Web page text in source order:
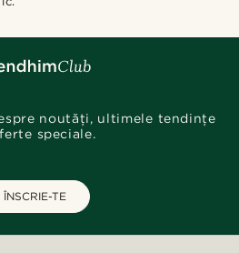
noutăți, ultimele tendințe
speciale.
ÎNSCRIE-TE